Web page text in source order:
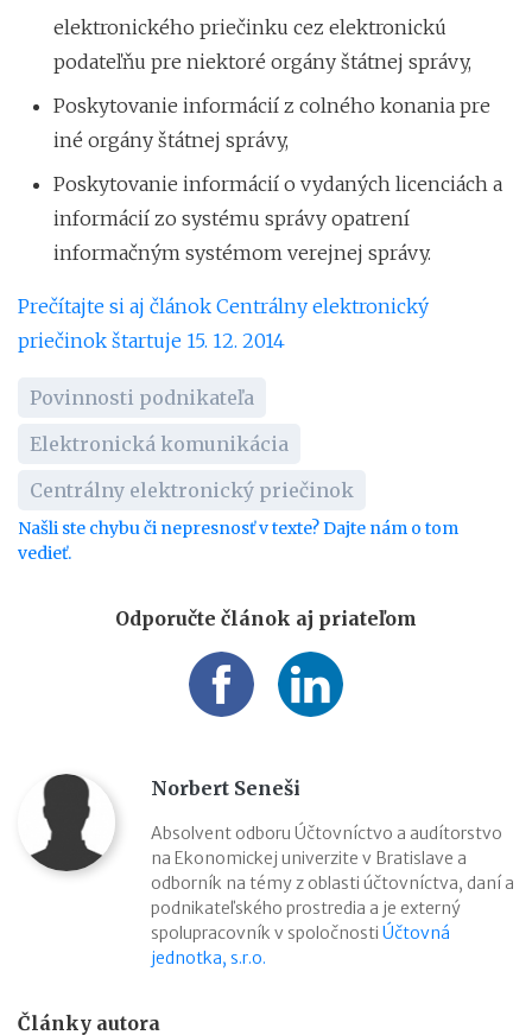
elektronického priečinku cez elektronickú
podateľňu pre niektoré orgány štátnej správy,
Poskytovanie informácií z colného konania pre
iné orgány štátnej správy,
Poskytovanie informácií o vydaných licenciách a
informácií zo systému správy opatrení
informačným systémom verejnej správy.
Prečítajte si aj článok Centrálny elektronický
priečinok štartuje 15. 12. 2014
Povinnosti podnikateľa
Elektronická komunikácia
Centrálny elektronický priečinok
Našli ste chybu či nepresnosť v texte? Dajte nám o tom
vedieť.
Odporučte článok aj priateľom
Norbert Seneši
Absolvent odboru Účtovníctvo a audítorstvo
na Ekonomickej univerzite v Bratislave a
odborník na témy z oblasti účtovníctva, daní a
podnikateľského prostredia a je externý
spolupracovník v spoločnosti Účtovná
jednotka, s.r.o.
Články autora